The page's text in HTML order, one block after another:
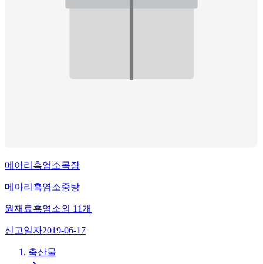
메아리흑염소목장
메아리흑염소중탕
원재료흑염소외 11개
신고일자2019-06-17
축산물